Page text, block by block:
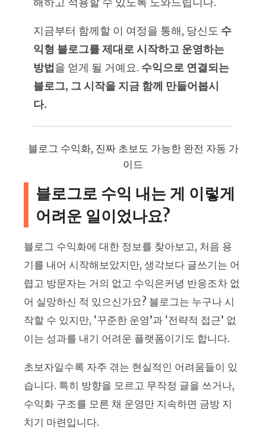
지금부터 함께할 이 여정을 통해, 당신도 수
익형 블로그를 제대로 시작하고 운영하는
방법 을 얻게 될 거예요. 수익으로 연결되는
블로그, 그 시작을 지금 함께 만들어봅시
다.
블로그 수익화, 진짜 초보도 가능한 완전 자동 가
이드
블로그로 수익 내는 게 이렇게
어려운 일이었나요?
블로그 수익화에 대한 정보를 찾아보고, 처음 용
기를 내어 시작해보았지만, 생각보다 글쓰기는 어
렵고 방문자는 거의 없고 수익은커녕 반응조차 없
어 실망하신 적 있으신가요? 블로그는 누구나 시
작할 수 있지만, ‘꾸준한 운영’과 ‘전략적 접근’ 없
이는 성과를 내기 어려운 플랫폼이기도 합니다.
초보자일수록 자주 겪는 현실적인 어려움들이 있
습니다. 특히 방향을 모르고 무작정 글을 쓰거나,
수익화 구조를 모른 채 운영만 지속하면 금방 지
치기 마련입니다.